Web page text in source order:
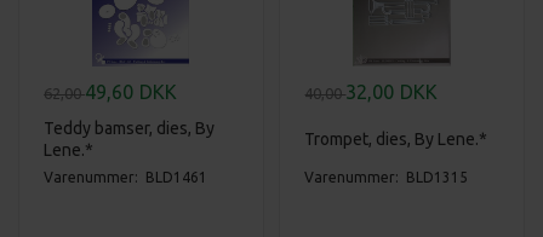
62,0049,60 DKK
Teddy bamser, dies, By
Lene.*
Varenummer: BLD1461
40,0032,00 DKK
Trompet, dies, By Lene.*
Varenummer: BLD1315